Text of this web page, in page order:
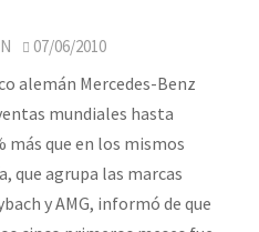
07/06/2010
alemán Mercedes-Benz
mundiales hasta
más que en los mismos
que agrupa las marcas
y AMG, informó de que